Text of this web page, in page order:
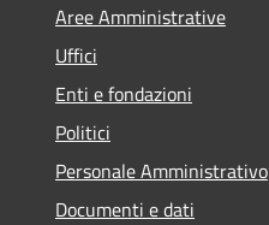
Aree Amministrative
Uffici
Enti e fondazioni
Politici
Personale Amministrativo
Documenti e dati